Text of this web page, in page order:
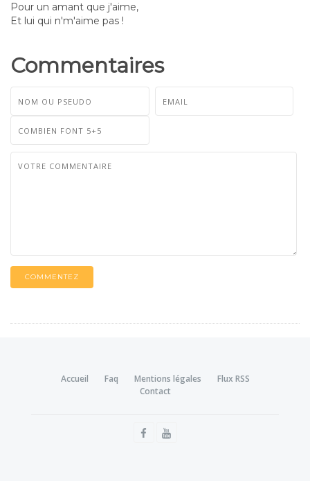
Pour un amant que j'aime,
Et lui qui n'm'aime pas !
Commentaires
COMMENTEZ
Accueil Faq Mentions légales
Flux RSS
Contact